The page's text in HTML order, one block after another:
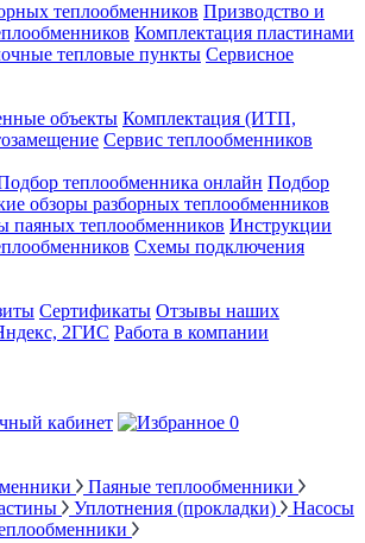
теплообменников Призводство и
Комплектация пластинами
тепловые пункты Сервисное
объекты Комплектация (ИТП,
Сервис теплообменников
теплообменника онлайн Подбор
обзоры разборных теплообменников
паяных теплообменников Инструкции
Схемы подключения
Сертификаты Отзывы наших
2ГИС Работа в компании
0
Паяные теплообменники
Уплотнения (прокладки)
Насосы